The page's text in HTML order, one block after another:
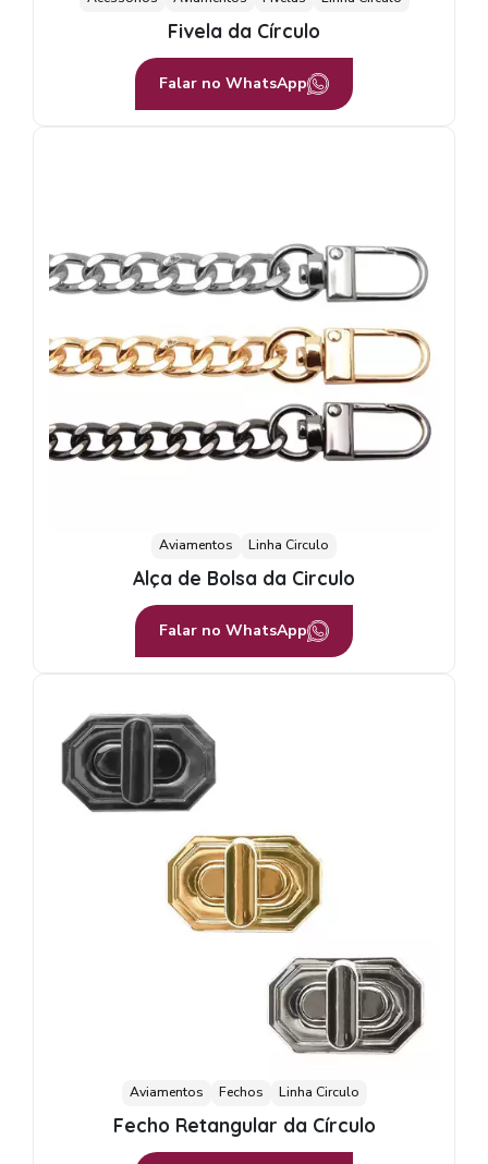
Fivela da Círculo
Falar no WhatsApp
Aviamentos Linha Circulo
Alça de Bolsa da Circulo
Falar no WhatsApp
Aviamentos Fechos Linha Circulo
Fecho Retangular da Círculo